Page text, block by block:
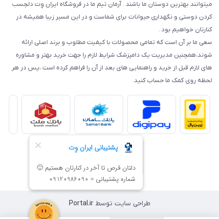
میتوانند بهترین دوستان ما باشند . آرمان تیم ما در فروشگاه ایران وِت دلچسب
کردن دوستی و نگهداری حیوانات برای شماست و در این مسیر زیبا همیشه در
کنارتان خواهیم بود .
سعی ما بر آن است که تمامی محصولات با کیفیت مطلوب و برند اصلی ارائه
شوند،همچنین مدیریت یک دامپزشک شرایط لازم را جهت خرید بهتر و مشاوره
های لازم قبل از خرید و راهنمایی های بعد از آن را فراهم کرده است ،پس در هر
لحظه روی کمک ما حساب کنید.
طراحی سایت توسطPortal.ir